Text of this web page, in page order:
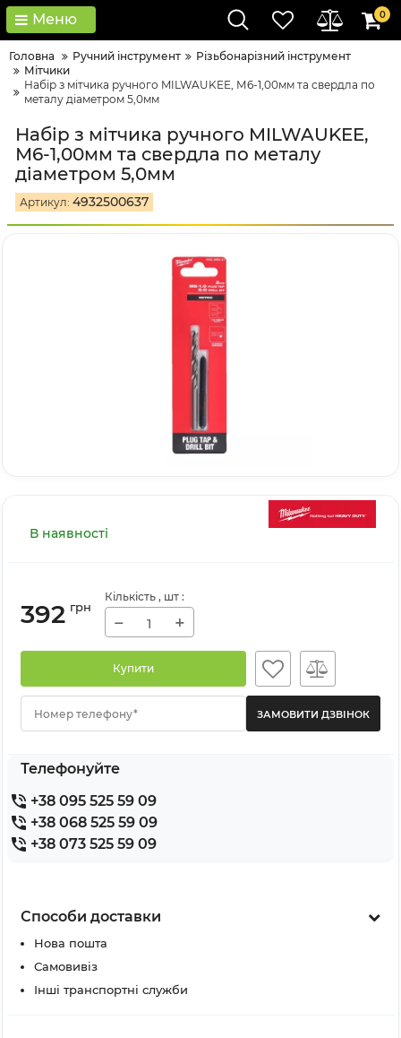
Меню 0
Головна Ручний інструмент
Різьбонарізний інструмент
Мітчики
Набір з мітчика ручного MILWAUKEE, М6-1,00мм та свердла по
металу діаметром 5,0мм
Набір з мітчика ручного MILWAUKEE,
М6-1,00мм та свердла по металу
діаметром 5,0мм
Артикул: 4932500637
В наявності
392 грн
Кількість , шт :
− +
Купити
Номер телефону*
Телефонуйте
+38 095 525 59 09
+38 068 525 59 09
+38 073 525 59 09
Способи доставки
Нова пошта
Самовивіз
Інші транспортні служби